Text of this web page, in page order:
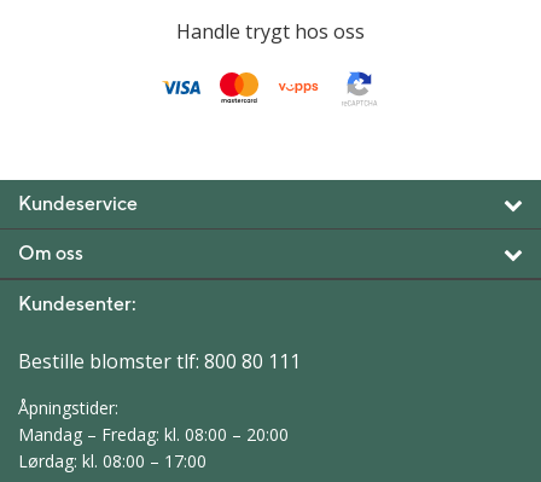
Handle trygt hos oss
Kundeservice
Om oss
Kundesenter:
Bestille blomster tlf: 800 80 111
Åpningstider:
Mandag – Fredag: kl. 08:00 – 20:00
Lørdag: kl. 08:00 – 17:00